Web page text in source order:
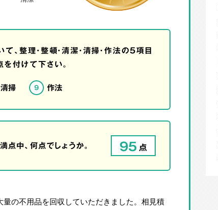
、整理・整頓・清潔・清掃・作法の5項目
付けて下さい。
清掃 9 作法
中、何点でしょうか。 95 点
の不用品を回収していただきました。相見積